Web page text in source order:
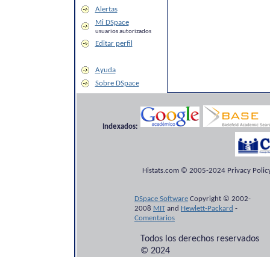
Alertas
Mi DSpace
usuarios autorizados
Editar perfil
Ayuda
Sobre DSpace
Indexados:
Histats.com © 2005-2024 Privacy
DSpace Software Copyright © 2002-
2008 MITand Hewlett-Packard -
Comentarios
Todos los derechos reservados
© 2024